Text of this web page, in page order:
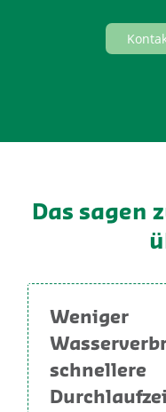
Das sagen
Weniger
schnellere